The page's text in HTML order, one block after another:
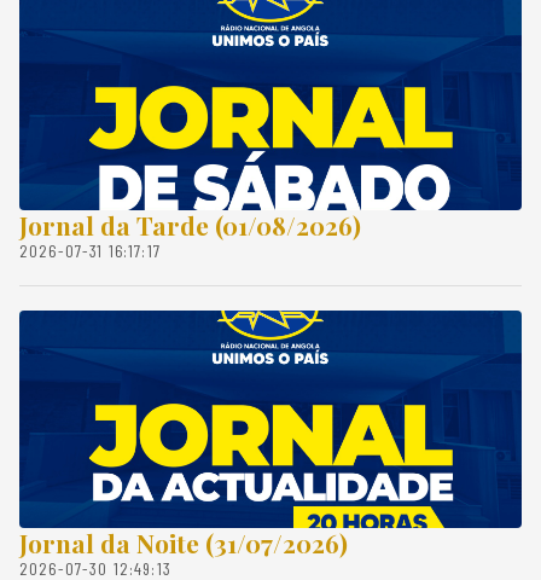
Jornal da Tarde (01/08/2026)
2026-07-31 16:17:17
Jornal da Noite (31/07/2026)
2026-07-30 12:49:13